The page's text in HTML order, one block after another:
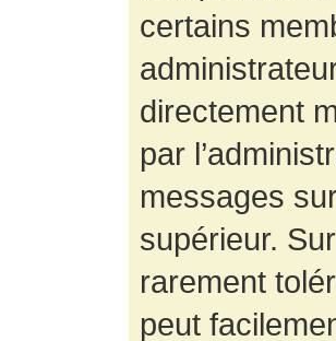
certains
directement
par
messages
supérieur.
rarement
peut